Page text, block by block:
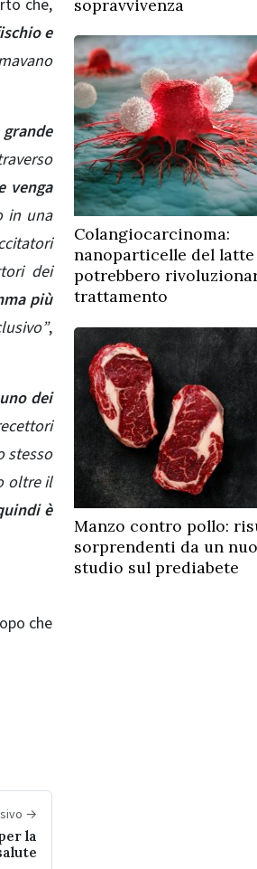
che,
e
venga
in una
dei
più
,
dei
stesso
oltre il
è
che
→
la
sopravvivenza
Colangiocarcinoma:
nanoparticelle del latte
potrebbero
trattamento
Manzo contro pollo:
sorprendenti da un
studio sul prediabete